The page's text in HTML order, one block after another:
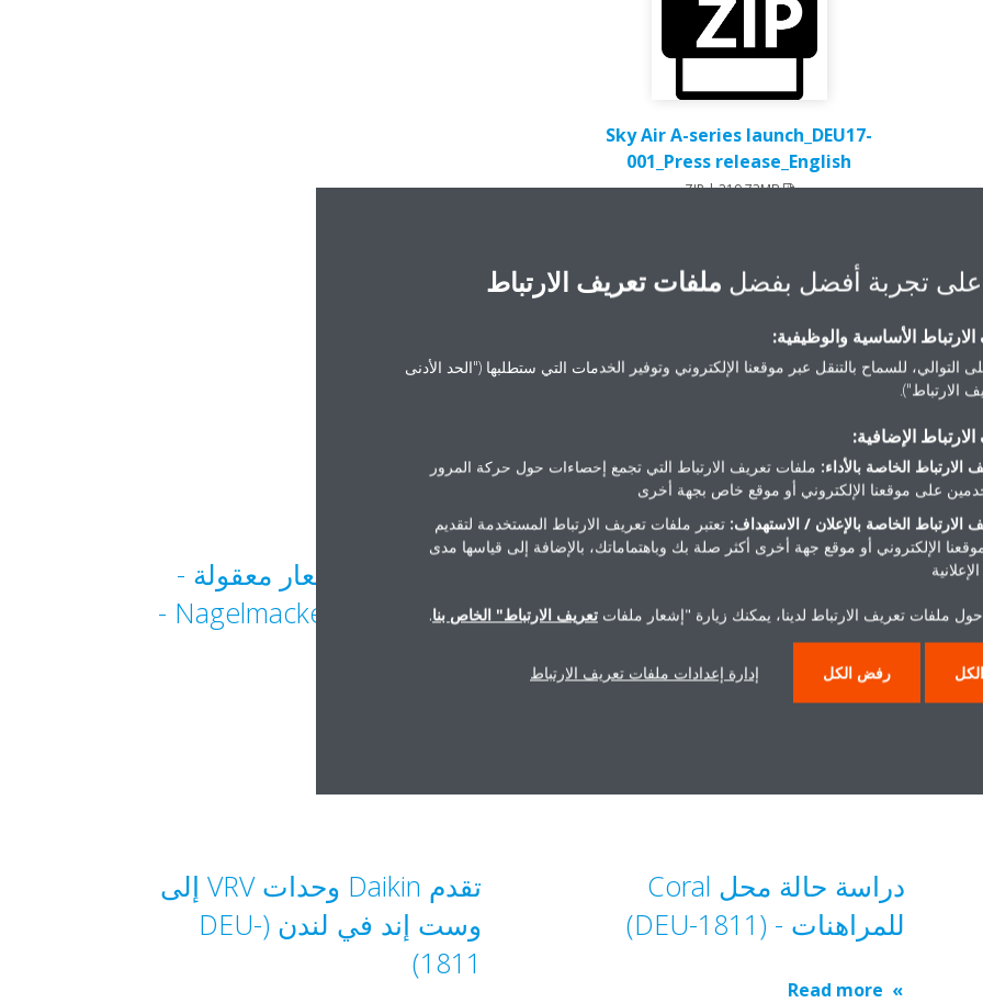
Sky Air A-series launch_DEU17-
001_Press release_English
ZIP | 219.73MB
مقالات ذات صلة
الأخضر من الحي - DEU-1812
Read more
راحة مرئية بأسعار معقولة -
دراسة حالة Nagelmackers‏ -
دراسة حالة محل Coral
للمراهنات - (DEU-1811)
Read more
تقدم Daikin وحدات VRV إلى
وست إند في لندن (DEU-
1811)
تجربة أفضل بفضل ملفات تعريف الارتباط
الأساسية والوظيفية:
التوالي، للسماح بالتنقل عبر موقعنا الإلكتروني وتوفير الخدمات التي ستطلبها ("الحد الأدنى
الارتباط").
الإضافية:
الارتباط الخاصة بالأداء: ملفات تعريف الارتباط التي تجمع إحصاءات حول حركة المرور
على موقعنا الإلكتروني أو موقع خاص بجهة أخرى
الارتباط الخاصة بالإعلان / الاستهداف: تعتبر ملفات تعريف الارتباط المستخدمة لتقديم
الإلكتروني أو موقع جهة أخرى أكثر صلة بك وباهتماماتك، بالإضافة إلى قياسها مدى
ملفات تعريف الارتباط لدينا، يمكنك زيارة "إشعار ملفات تعريف الارتباط" الخاص بنا.
رفض الكل إدارة إعدادات ملفات تعريف الارتباط